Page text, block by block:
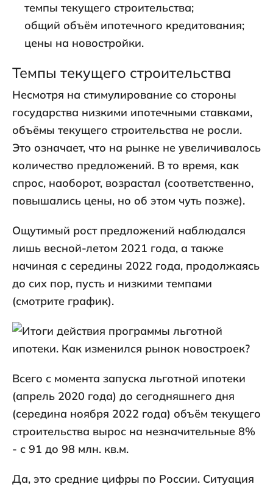
темпы текущего строительства;
общий объём ипотечного кредитования;
цены на новостройки.
Темпы текущего строительства
Несмотря на стимулирование со стороны
государства низкими ипотечными ставками,
объёмы текущего строительства не росли.
Это означает, что на рынке не увеличивалось
количество предложений. В то время, как
спрос, наоборот, возрастал (соответственно,
повышались цены, но об этом чуть позже).
Ощутимый рост предложений наблюдался
лишь весной-летом 2021 года, а также
начиная с середины 2022 года, продолжаясь
до сих пор, пусть и низкими темпами
(смотрите график).
Всего с момента запуска льготной ипотеки
(апрель 2020 года) до сегодняшнего дня
(середина ноября 2022 года) объём текущего
строительства вырос на незначительные 8%
- с 91 до 98 млн. кв.м.
Да, это средние цифры по России. Ситуация